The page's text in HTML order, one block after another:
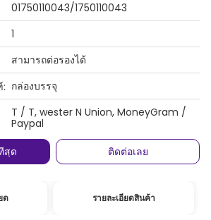
01750110043/1750110043
1
สามารถต่อรองได้
กล่องบรรจุ
T / T, wester N Union, MoneyGram /
Paypal
สุด
ติดต่อเลย
ด รายละเอียดสินค้า